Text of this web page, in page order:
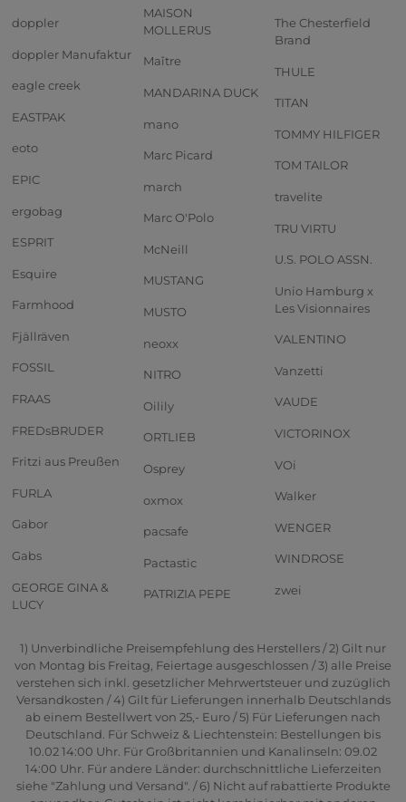
doppler
doppler Manufaktur
eagle creek
EASTPAK
eoto
EPIC
ergobag
ESPRIT
Esquire
Farmhood
Fjällräven
FOSSIL
FRAAS
FREDsBRUDER
Fritzi aus Preußen
FURLA
Gabor
Gabs
GEORGE GINA &
LUCY
MAISON
MOLLERUS
Maître
MANDARINA DUCK
mano
Marc Picard
march
Marc O'Polo
McNeill
MUSTANG
MUSTO
neoxx
NITRO
Oilily
ORTLIEB
Osprey
oxmox
pacsafe
Pactastic
PATRIZIA PEPE
The Chesterfield
Brand
THULE
TITAN
TOMMY HILFIGER
TOM TAILOR
travelite
TRU VIRTU
U.S. POLO ASSN.
Unio Hamburg x
Les Visionnaires
VALENTINO
Vanzetti
VAUDE
VICTORINOX
VOi
Walker
WENGER
WINDROSE
zwei
1) Unverbindliche Preisempfehlung des Herstellers / 2) Gilt nur
von Montag bis Freitag, Feiertage ausgeschlossen / 3) alle Preise
verstehen sich inkl. gesetzlicher Mehrwertsteuer und zuzüglich
Versandkosten / 4) Gilt für Lieferungen innerhalb Deutschlands
ab einem Bestellwert von 25,- Euro / 5) Für Lieferungen nach
Deutschland. Für Schweiz & Liechtenstein: Bestellungen bis
10.02 14:00 Uhr. Für Großbritannien und Kanalinseln: 09.02
14:00 Uhr. Für andere Länder: durchschnittliche Lieferzeiten
siehe "Zahlung und Versand". / 6) Nicht auf rabattierte Produkte